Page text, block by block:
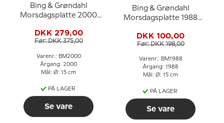
Bing & Grøndahl
Morsdagsplatte 2000
DKK 279,00
Før: DKK 375,00
Varenr.: BM2000
Årgang: 2000
Mål: Ø: 15 cm
PÅ LAGER
Se vare
Bing & Grøndahl
Morsdagsplatte 1988
DKK 100,00
Før: DKK 198,00
Varenr.: BM1988
Årgang: 1988
Mål: Ø: 15 cm
PÅ LAGER
Se vare